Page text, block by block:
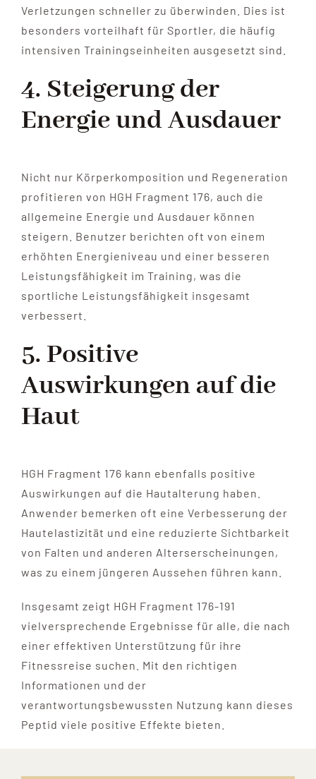
Verletzungen schneller zu überwinden. Dies ist
besonders vorteilhaft für Sportler, die häufig
intensiven Trainingseinheiten ausgesetzt sind.
4. Steigerung der
Energie und Ausdauer
Nicht nur Körperkomposition und Regeneration
profitieren von HGH Fragment 176, auch die
allgemeine Energie und Ausdauer können
steigern. Benutzer berichten oft von einem
erhöhten Energieniveau und einer besseren
Leistungsfähigkeit im Training, was die
sportliche Leistungsfähigkeit insgesamt
verbessert.
5. Positive
Auswirkungen auf die
Haut
HGH Fragment 176 kann ebenfalls positive
Auswirkungen auf die Hautalterung haben.
Anwender bemerken oft eine Verbesserung der
Hautelastizität und eine reduzierte Sichtbarkeit
von Falten und anderen Alterserscheinungen,
was zu einem jüngeren Aussehen führen kann.
Insgesamt zeigt HGH Fragment 176-191
vielversprechende Ergebnisse für alle, die nach
einer effektiven Unterstützung für ihre
Fitnessreise suchen. Mit den richtigen
Informationen und der
verantwortungsbewussten Nutzung kann dieses
Peptid viele positive Effekte bieten.